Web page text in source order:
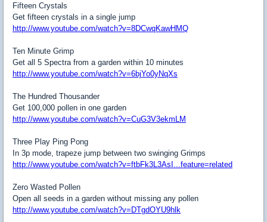
Fifteen Crystals
Get fifteen crystals in a single jump
http://www.youtube.com/watch?v=8DCwqKawHMQ
Ten Minute Grimp
Get all 5 Spectra from a garden within 10 minutes
http://www.youtube.com/watch?v=6bjYo0yNqXs
The Hundred Thousander
Get 100,000 pollen in one garden
http://www.youtube.com/watch?v=CuG3V3ekmLM
Three Play Ping Pong
In 3p mode, trapeze jump between two swinging Grimps
http://www.youtube.com/watch?v=ftbFk3L3AsI...feature=related
Zero Wasted Pollen
Open all seeds in a garden without missing any pollen
http://www.youtube.com/watch?v=DTgdOYU9hlk